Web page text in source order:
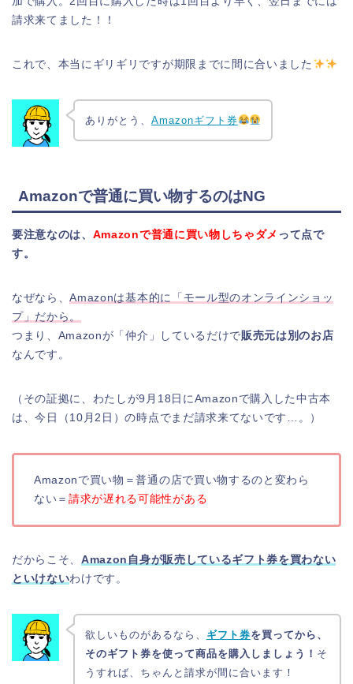
請求来てました！！
これで、本当にギリギリですが期限までに間に合いました
ありがとう、 Amazonギフト券
Amazonで普通に買い物するのはNG
要注意なのは、 Amazonで普通に買い物しちゃダメ って点で
す。
なぜなら、Amazonは基本的に「モール型のオンラインショッ
プ」だから。
つまり、Amazonが「仲介」しているだけで 販売元は別のお店
なんです。
（その証拠に、わたしが9月18日にAmazonで購入した中古本
は、今日（10月2日）の時点でまだ請求来てないです…。）
Amazonで買い物＝普通の店で買い物するのと変わら
ない＝請求が遅れる可能性がある
だからこそ、Amazon自身が販売しているギフト券を買わない
といけないわけです。
欲しいものがあるなら、 ギフト券を買ってから、
そのギフト券を使って商品を購入しましょう！ そ
うすれば、ちゃんと請求が間に合います！